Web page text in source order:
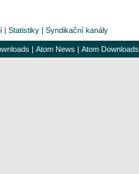
| Statistiky | Syndikační kanály
| Atom News | Atom Downloads